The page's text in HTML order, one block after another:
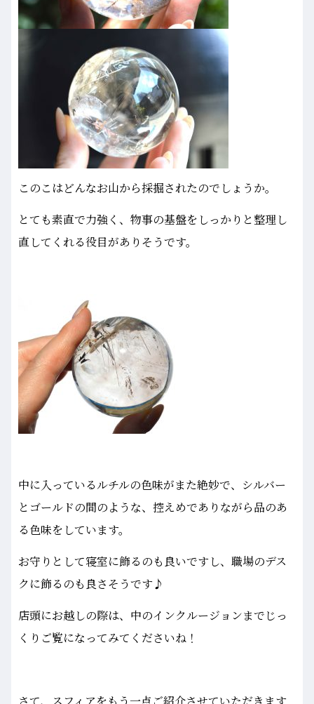
このこはどんなお山から採掘されたのでしょうか。
とても素直で力強く、物事の基盤をしっかりと整理し
直してくれる役目がありそうです。
中に入っているルチルの色味がまた絶妙で、シルバー
とゴールドの間のような、控えめでありながら品のあ
る色味をしています。
お守りとして寝室に飾るのも良いですし、職場のデス
クに飾るのも良さそうです♪
店頭にお越しの際は、中のインクルージョンまでじっ
くりご覧になってみてくださいね！
さて、スフィアをもう一点ご紹介させていただきます